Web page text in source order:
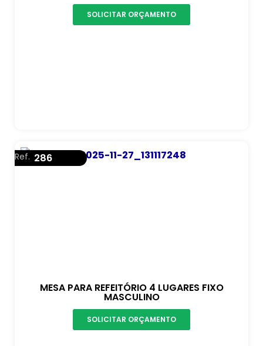
SOLICITAR ORÇAMENTO
MESA PARA REFEITÓRIO 4 LUGARES FIXO
MASCULINO
Ref. 286
SOLICITAR ORÇAMENTO